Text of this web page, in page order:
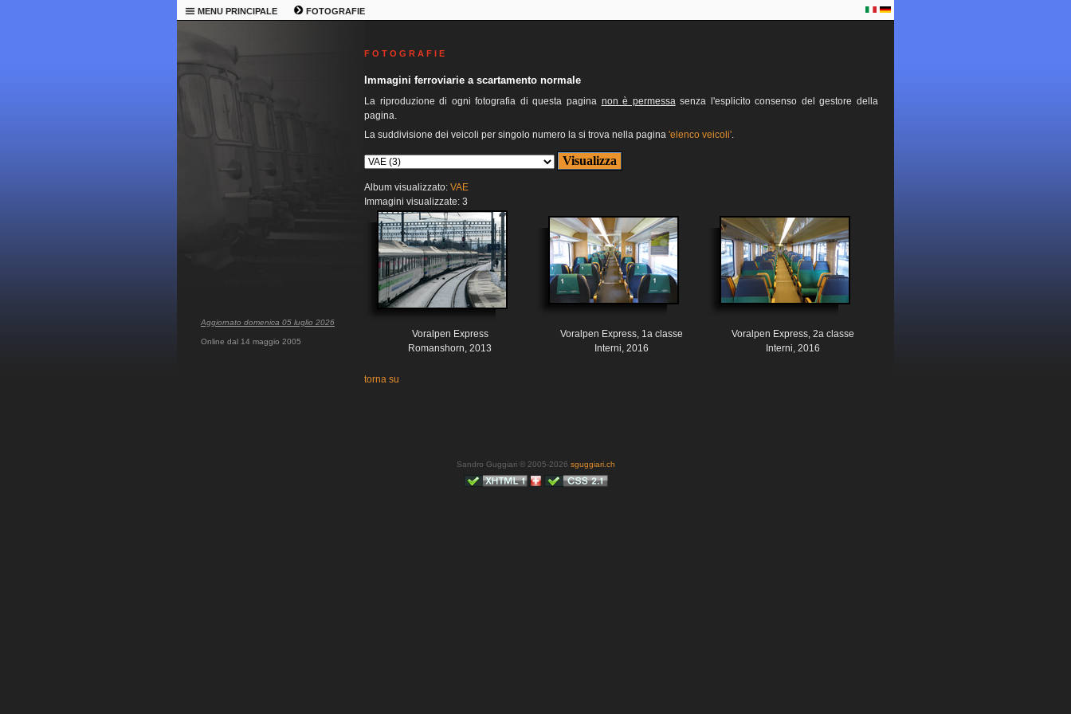
MENU PRINCIPALE FOTOGRAFIE
Aggiornato domenica 05 luglio 2026
Online dal 14 maggio 2005
F O T O G R A F I E
Immagini ferroviarie a scartamento normale
La riproduzione di ogni fotografia di questa pagina non è permessasenza l'esplicito consenso del gestore della
pagina.
La suddivisione dei veicoli per singolo numero la si trova nella pagina 'elenco veicoli'.
Album visualizzato: VAE
Immagini visualizzate: 3
Voralpen Express
Romanshorn, 2013
Voralpen Express, 1a classe
Interni, 2016
Voralpen Express, 2a classe
Interni, 2016
torna su
Sandro Guggiari © 2005-2026 sguggiari.ch